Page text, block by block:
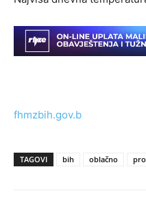
fhmzbih.gov.b
TAGOVI bih oblačno